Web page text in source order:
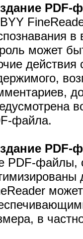
PDF-
может
действия
файла.
PDF-
PDF-файлы,
в